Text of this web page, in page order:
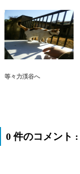
等々力渓谷へ
0 件のコメント :